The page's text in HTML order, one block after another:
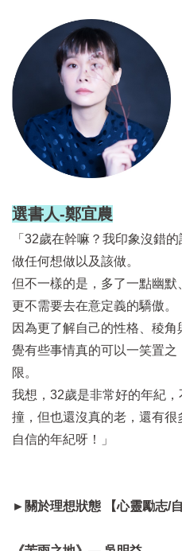
選書人-鄭宜農
「 32歲在幹嘛？我印象沒錯
做任何想做以及該做。
但不一樣的是，多了一點幽
更不需要去在意定義的驕傲。
因為更了解自己的性格、稜
覺有些事情真的可以一笑置
限。
我想，32歲是非常好的年紀
撞，但也還沒真的老，還有
自信的年紀呀！
」
►關於理想狀態 【心靈勵志/自